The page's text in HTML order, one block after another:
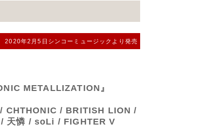
2020年2月5日シンコーミュージックより発売
METALLIZATION』
CHTHONIC / BRITISH LION /
天憐 / soLi / FIGHTER V